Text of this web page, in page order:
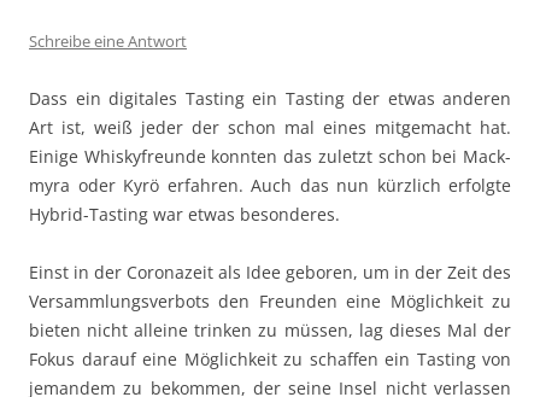
Schreibe eine Antwort
Dass ein dig­i­tales Tast­ing ein Tast­ing der etwas anderen
Art ist, weiß jed­er der schon mal eines mit­gemacht hat.
Einige Whiskyfre­unde kon­nten das zulet­zt schon bei Mack­
myra oder Kyrö erfahren. Auch das nun kür­zlich erfol­gte
Hybrid-Tast­ing war etwas besonderes.
Einst in der Coro­n­azeit als Idee geboren, um in der Zeit des
Ver­samm­lungsver­bots den Fre­un­den eine Möglichkeit zu
bieten nicht alleine trinken zu müssen, lag dieses Mal der
Fokus darauf eine Möglichkeit zu schaf­fen ein Tast­ing von
jeman­dem zu bekom­men, der seine Insel nicht ver­lassen